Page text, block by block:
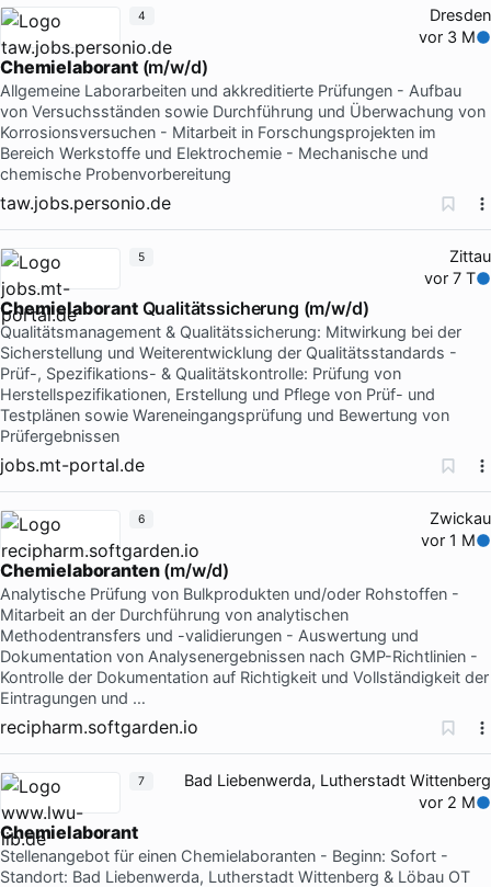
Dresden
vor 3 M
Chemielaborant(m/w/d)
Allgemeine Laborarbeiten und akkreditierte Prüfungen - Aufbau
von Versuchsständen sowie Durchführung und Überwachung von
Korrosionsversuchen - Mitarbeit in Forschungsprojekten im
Bereich Werkstoffe und Elektrochemie - Mechanische und
chemische Probenvorbereitung
taw.jobs.personio.de
4
Zittau
vor 7 T
ChemielaborantQualitätssicherung (m/w/d)
Qualitätsmanagement & Qualitätssicherung: Mitwirkung bei der
Sicherstellung und Weiterentwicklung der Qualitätsstandards -
Prüf-, Spezifikations- & Qualitätskontrolle: Prüfung von
Herstellspezifikationen, Erstellung und Pflege von Prüf- und
Testplänen sowie Wareneingangsprüfung und Bewertung von
Prüfergebnissen
jobs.mt-portal.de
5
Zwickau
vor 1 M
Chemielaboranten(m/w/d)
Analytische Prüfung von Bulkprodukten und/oder Rohstoffen -
Mitarbeit an der Durchführung von analytischen
Methodentransfers und -validierungen - Auswertung und
Dokumentation von Analysenergebnissen nach GMP-Richtlinien -
Kontrolle der Dokumentation auf Richtigkeit und Vollständigkeit der
Eintragungen und …
recipharm.softgarden.io
6
Bad Liebenwerda, Lutherstadt Wittenberg
vor 2 M
Chemielaborant
Stellenangebot für einen Chemielaboranten - Beginn: Sofort -
Standort: Bad Liebenwerda, Lutherstadt Wittenberg & Löbau OT
7